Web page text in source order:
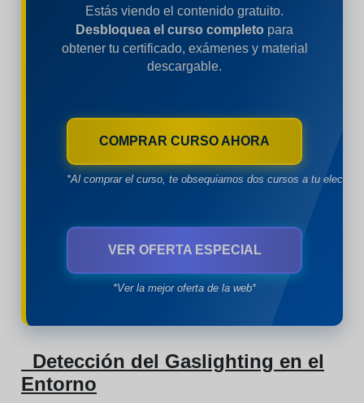
Estás viendo el contenido gratuito.
Desbloquea el curso completo para
obtener tu certificado, exámenes y material
descargable.
COMPRAR CURSO AHORA
*Al comprar el curso, te obsequiamos dos cursos a tu
VER OFERTA ESPECIAL
*Ver la mejor oferta de la web*
Detección del Gaslighting en el
Entorno